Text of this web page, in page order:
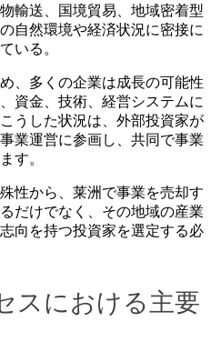
輸送、国境貿易、地域密着型
自然環境や経済状況に密接に
いる。
、多くの企業は成長の可能性
資金、技術、経営システムに
うした状況は、外部投資家が
業運営に参画し、共同で事業
す。
性から、莱洲で事業を売却す
だけでなく、その地域の産業
向を持つ投資家を選定する必
スにおける主要